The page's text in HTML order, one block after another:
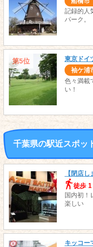
記録的人
パーク。
第5位 東京ドイ
袖ケ浦
色々満載
い！
千葉県の駅近スポッ
【閉店
徒歩 1
国内初！
楽しい
キッコー